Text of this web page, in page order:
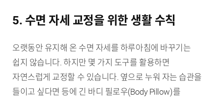
5. 수면 자세 교정을 위한 생활 수칙
오랫동안 유지해 온 수면 자세를 하루아침에 바꾸기는
쉽지 않습니다. 하지만 몇 가지 도구를 활용하면
자연스럽게 교정할 수 있습니다. 옆으로 누워 자는 습관을
들이고 싶다면 등에 긴 바디 필로우(Body Pillow)를